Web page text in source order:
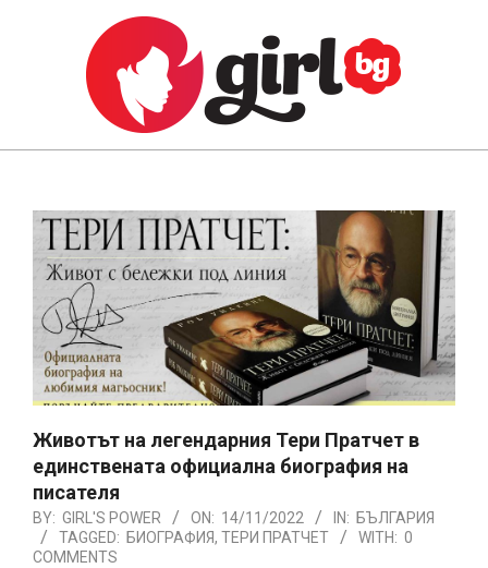
GIRL.BG
Navigation
Животът на легендарния Тери Пратчет в
единствената официална биография на
писателя
BY: GIRL'S POWER ON: 14/11/2022 IN: БЪЛГАРИЯ
TAGGED: БИОГРАФИЯ, ТЕРИ ПРАТЧЕТ WITH: 0
COMMENTS